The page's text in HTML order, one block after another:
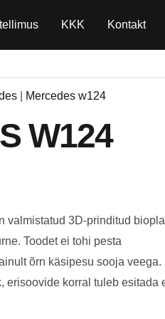
KKK Kontakt
Mercedes w124
W124
valmistatud 3D-prinditud
Toodet ei tohi pesta
õrn käsipesu sooja veega.
erisoovide korral tuleb esitada